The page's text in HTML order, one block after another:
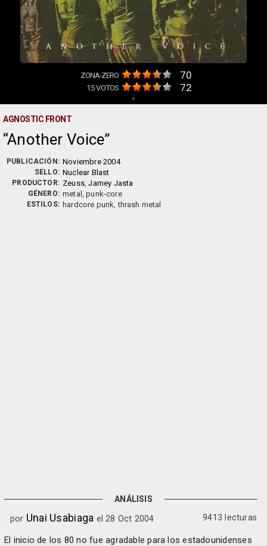
ZONA-ZERO 70
15VOTOS 72
+
AGNOSTIC FRONT
Another Voice
PUBLICACIÓN: Noviembre 2004
SELLO: Nuclear Blast
PRODUCTOR: Zeuss,Jamey Jasta
GÉNERO: metal, punk-core
ESTILOS: hardcore punk, thrash metal
ANÁLISIS
por Unai Usabiaga el 28 Oct 2004 9413 lecturas
El inicio de los 80 no fue agradable para los estadounidenses